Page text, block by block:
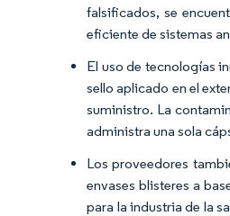
falsificados, se
eficiente de sistemas
El uso de tecnologías
sello aplicado en el
suministro. La
administra una sola
Los proveedores
envases blisteres a
para la industria de la